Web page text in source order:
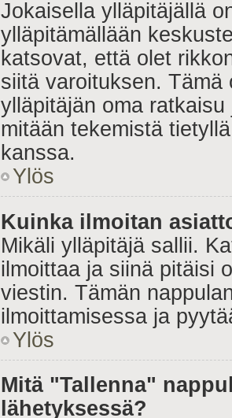
Jokaisella ylläpitäjällä
ylläpitämällään
katsovat, että olet
siitä varoituksen.
ylläpitäjän oma
mitään tekemistä
kanssa.
Ylös
Kuinka ilmoitan
Mikäli ylläpitäjä sallii.
ilmoittaa ja siinä pitäisi
viestin. Tämän
ilmoittamisessa ja
Ylös
Mitä "Tallenna"
lähetyksessä?